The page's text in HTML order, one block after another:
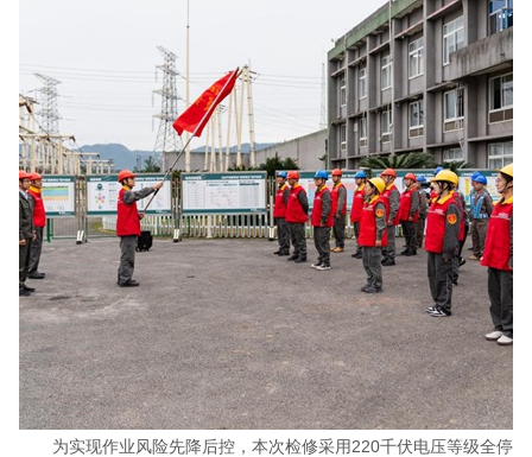
为实现作业风险先降后控，本次检修采用220千伏电压等级全停